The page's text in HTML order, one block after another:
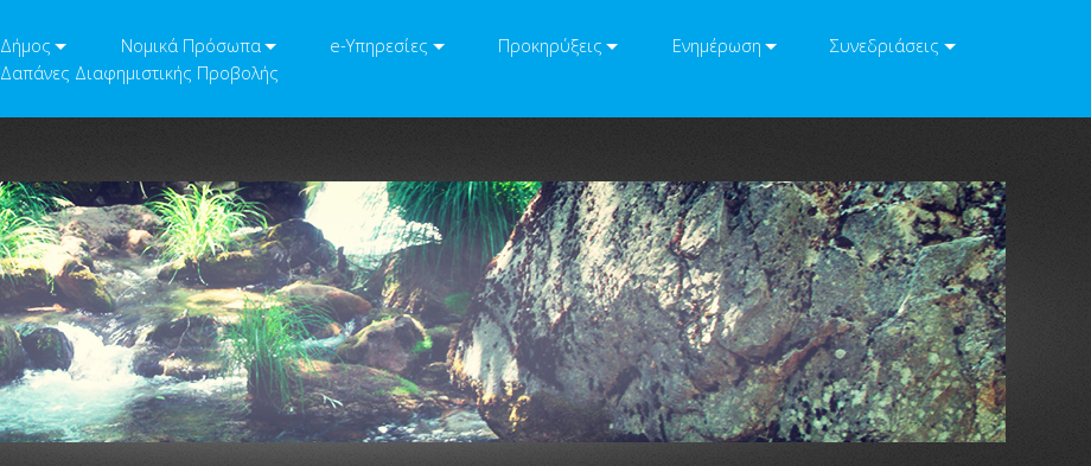
Δήμος Νομικά Πρόσωπα e-Υπηρεσίες Προκηρύξεις Ενημέρωση
Συνεδριάσεις
Δαπάνες Διαφημιστικής Προβολής